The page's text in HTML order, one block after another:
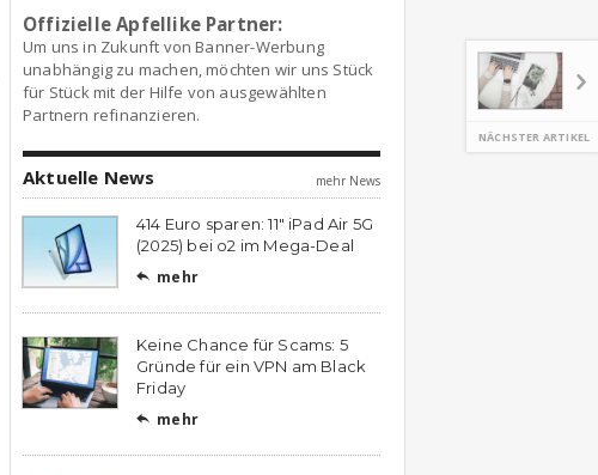
NÄCHSTER ARTIKEL
Offizielle Apfellike Partner:
Um uns in Zukunft von Banner-Werbung
unabhängig zu machen, möchten wir uns Stück
für Stück mit der Hilfe von ausgewählten
Partnern refinanzieren.
Aktuelle News mehr News
414 Euro sparen: 11″ iPad Air 5G
(2025) bei o2 im Mega-Deal
 mehr
Keine Chance für Scams: 5
Gründe für ein VPN am Black
Friday
 mehr